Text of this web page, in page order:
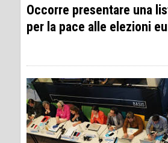
Occorre presentare una
per la pace alle elezioni